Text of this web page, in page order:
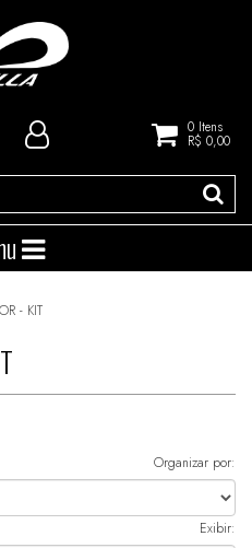
0 Itens
R$ 0,00
- KIT
Organizar por:
Exibir: